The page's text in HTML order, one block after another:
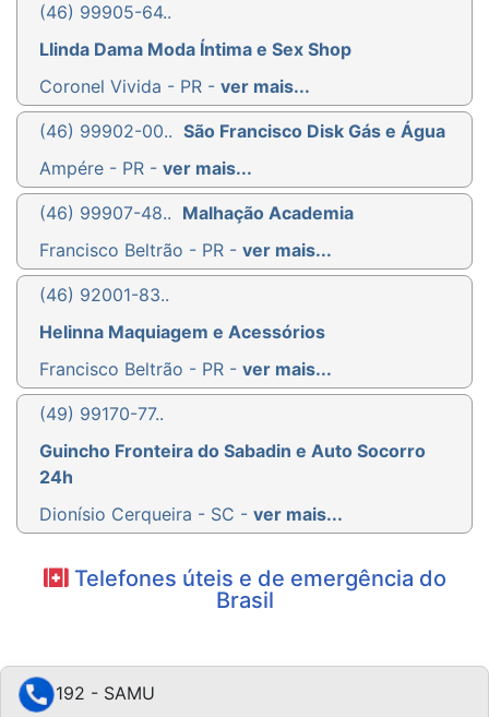
(46) 99905-64..
Llinda Dama Moda Íntima e Sex Shop
Coronel Vivida - PR - ver mais...
(46) 99902-00.. São Francisco Disk Gás e Água
Ampére - PR - ver mais...
(46) 99907-48.. Malhação Academia
Francisco Beltrão - PR - ver mais...
(46) 92001-83..
Helinna Maquiagem e Acessórios
Francisco Beltrão - PR - ver mais...
(49) 99170-77..
Guincho Fronteira do Sabadin e Auto Socorro
24h
Dionísio Cerqueira - SC - ver mais...
Telefones úteis e de emergência do
Brasil
192 - SAMU